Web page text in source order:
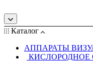
Каталог
АППАРАТЫ
КИСЛОРОДНОЕ